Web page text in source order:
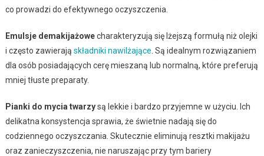
co prowadzi do efektywnego oczyszczenia.
Emulsje demakijażowecharakteryzują się lżejszą formułą niż olejki
i często zawierają składniki nawilżające . Są idealnym rozwiązaniem
dla osób posiadających cerę mieszaną lub normalną, które preferują
mniej tłuste preparaty.
Pianki do mycia twarzysą lekkie i bardzo przyjemne w użyciu. Ich
delikatna konsystencja sprawia, że świetnie nadają się do
codziennego oczyszczania. Skutecznie eliminują resztki makijażu
oraz zanieczyszczenia, nie naruszając przy tym bariery